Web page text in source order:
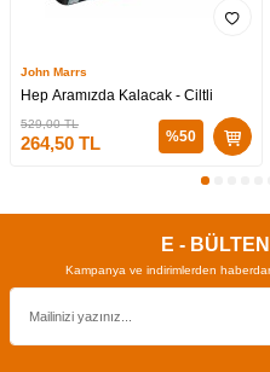
John Marrs
Hep Aramızda Kalacak - Ciltli
529,00TL
264,50 TL %50
E -
Kampanya ve indirimlerden